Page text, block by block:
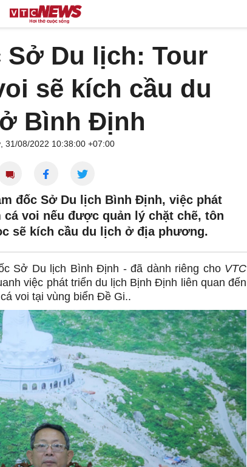
Sở Du lịch: Tour
sẽ kích cầu du
Bình Định
31/08/2022 10:38:00 +07:00
đốc Sở Du lịch Bình Định, việc phát
voi nếu được quản lý chặt chẽ, tôn
sẽ kích cầu du lịch ở địa phương.
Sở Du lịch Bình Định - đã dành riêng cho VTC
việc phát triển du lịch Bịnh Định liên quan đến
voi tại vùng biển Đề Gi..